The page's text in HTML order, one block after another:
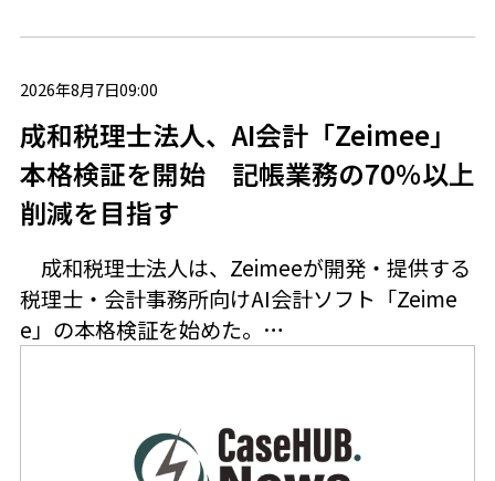
2026年8月7日09:00
成和税理士法人、AI会計「Zeimee」
本格検証を開始 記帳業務の70％以上
削減を目指す
成和税理士法人は、Zeimeeが開発・提供する
税理士・会計事務所向けAI会計ソフト「Zeime
e」の本格検証を始めた。…